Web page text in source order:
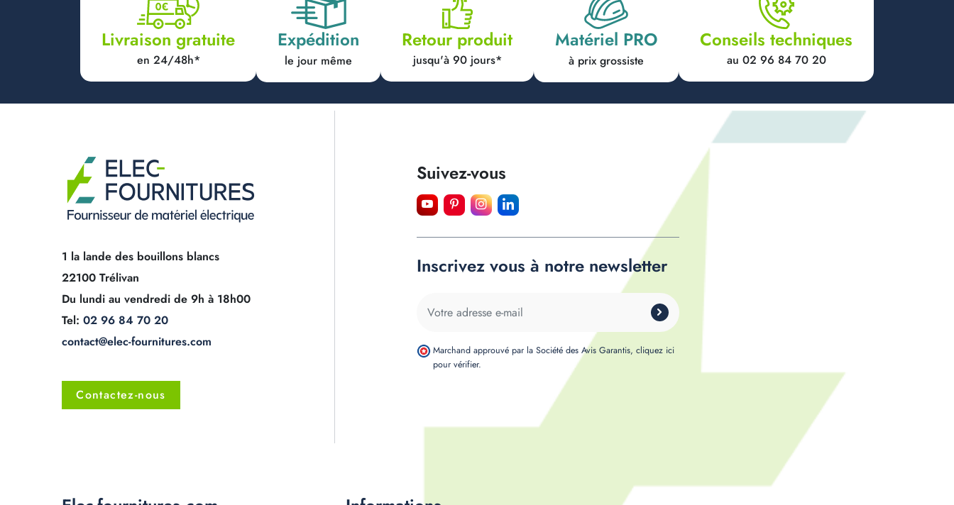
Livraison gratuite
en 24/48h*
Expédition
le jour même
Retour produit
jusqu'à 90 jours*
Matériel PRO
à prix grossiste
Conseils techniques
au 02 96 84 70 20
1 la lande des bouillons blancs
22100 Trélivan
Du lundi au vendredi de 9h à 18h00
Tel: 02 96 84 70 20
contact@elec-fournitures.com
Contactez-nous
Suivez-vous
Inscrivez vous à notre newsletter
Marchand approuvé par la Société des Avis Garantis,cliquez ici
pour vérifier.